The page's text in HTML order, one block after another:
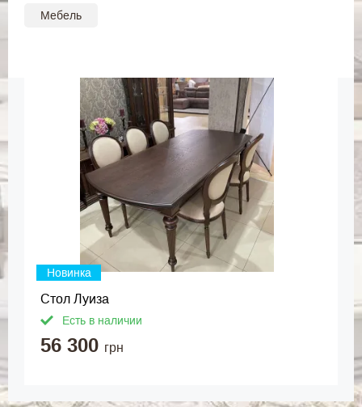
Мебель
Новинка
Стол Луиза
Есть в наличии
56 300 грн